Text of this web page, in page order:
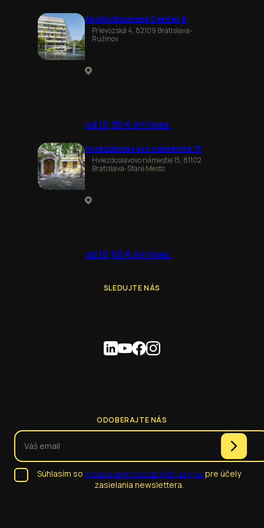
Apollo Business Center II
Prievozská 4, 82109 Bratislava-
Ružinov
od 10,90 € m²/mes.
Hviezdoslavovo námestie 15
Hviezdoslavovo námestie 15, 81102
Bratislava-Staré Mesto
od 10,00 € m²/mes.
SLEDUJTE NÁS
ODOBERAJTE NÁS
Súhlasím so spracúvaním osobných údajovpre účely
zasielania newslettera.